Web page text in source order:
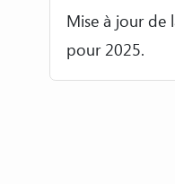
Mise à jour de
pour 2025.